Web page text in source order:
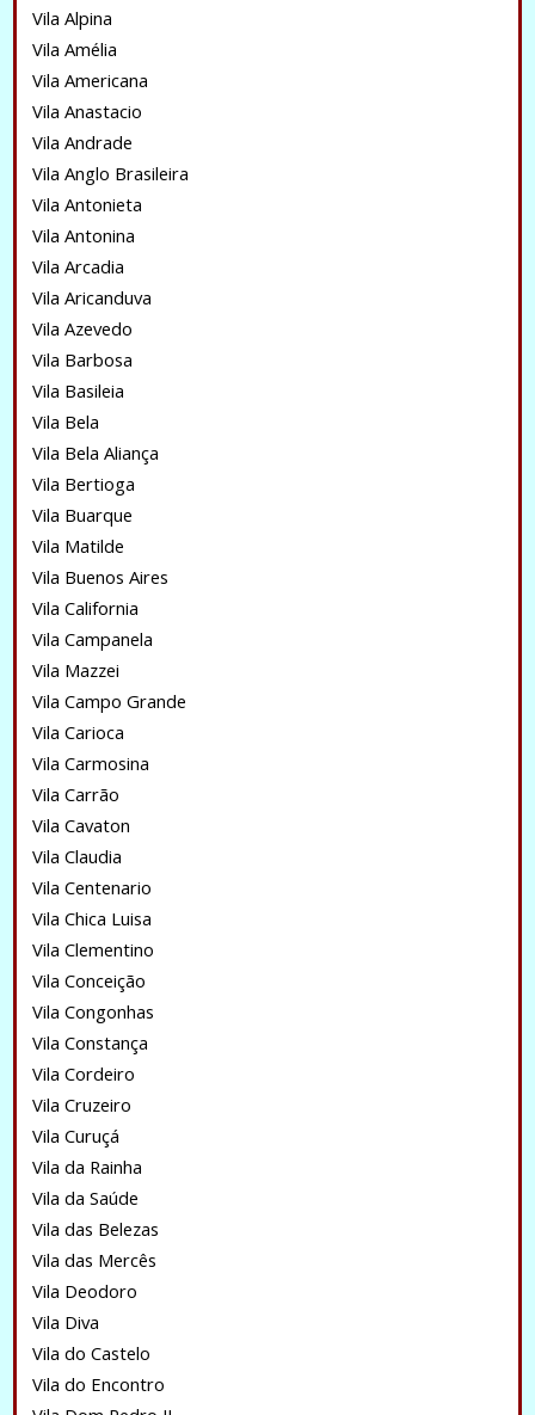
Vila Alpina
Vila Amélia
Vila Americana
Vila Anastacio
Vila Andrade
Vila Anglo Brasileira
Vila Antonieta
Vila Antonina
Vila Arcadia
Vila Aricanduva
Vila Azevedo
Vila Barbosa
Vila Basileia
Vila Bela
Vila Bela Aliança
Vila Bertioga
Vila Buarque
Vila Matilde
Vila Buenos Aires
Vila California
Vila Campanela
Vila Mazzei
Vila Campo Grande
Vila Carioca
Vila Carmosina
Vila Carrão
Vila Cavaton
Vila Claudia
Vila Centenario
Vila Chica Luisa
Vila Clementino
Vila Conceição
Vila Congonhas
Vila Constança
Vila Cordeiro
Vila Cruzeiro
Vila Curuçá
Vila da Rainha
Vila da Saúde
Vila das Belezas
Vila das Mercês
Vila Deodoro
Vila Diva
Vila do Castelo
Vila do Encontro